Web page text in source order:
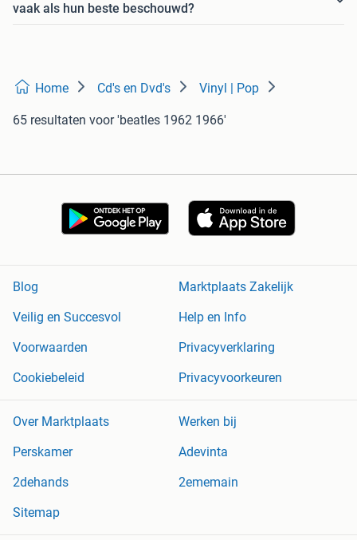
vaak als hun beste beschouwd?
Home Cd's en Dvd's Vinyl | Pop
65 resultaten voor 'beatles 1962 1966'
Blog
Marktplaats Zakelijk
Veilig en Succesvol
Help en Info
Voorwaarden
Privacyverklaring
Cookiebeleid
Privacyvoorkeuren
Over Marktplaats
Werken bij
Perskamer
Adevinta
2dehands
2ememain
Sitemap